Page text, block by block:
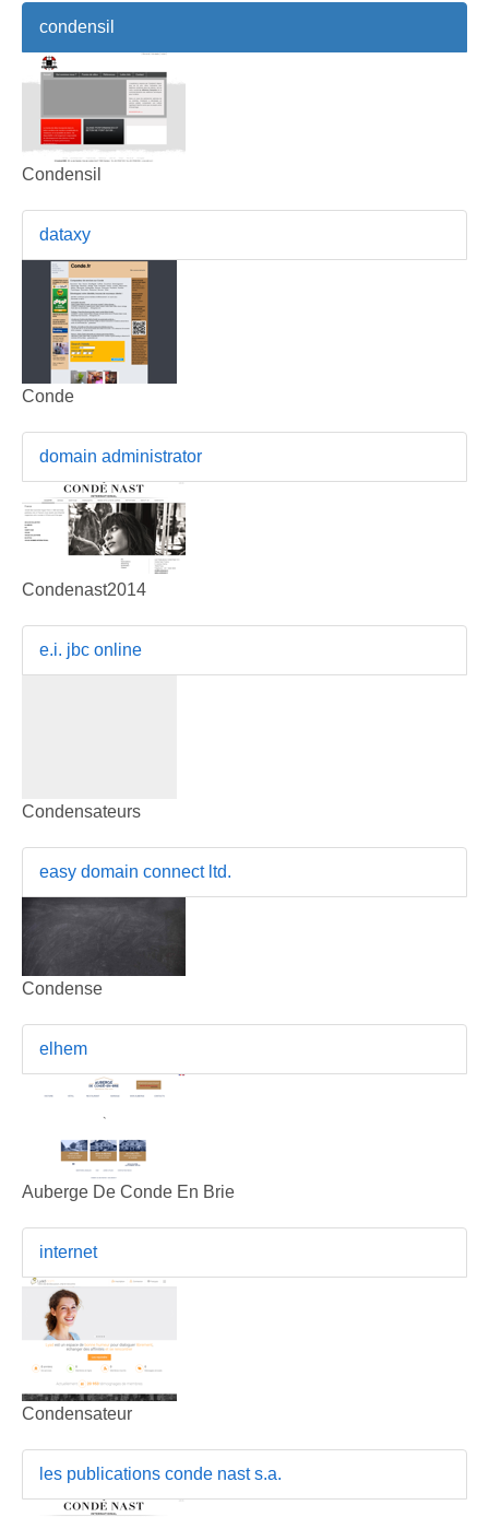
condensil
Condensil
dataxy
Conde
domain administrator
Condenast2014
e.i. jbc online
Condensateurs
easy domain connect ltd.
Condense
elhem
Auberge De Conde En Brie
internet
Condensateur
les publications conde nast s.a.